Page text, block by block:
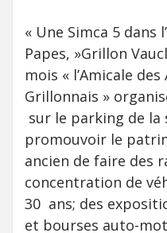
« Une Simca 5 dans
Papes, »Grillon
mois « l’Amicale
Grillonnais »
sur le parking de la
promouvoir le
ancien de faire des
concentration de
30 ans; des
et bourses auto-